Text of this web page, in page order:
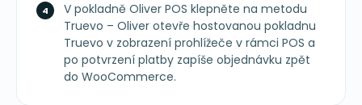
V pokladně Oliver POS klepněte na metodu
Truevo – Oliver otevře hostovanou pokladnu
Truevo v zobrazení prohlížeče v rámci POS a
po potvrzení platby zapíše objednávku zpět
do WooCommerce.